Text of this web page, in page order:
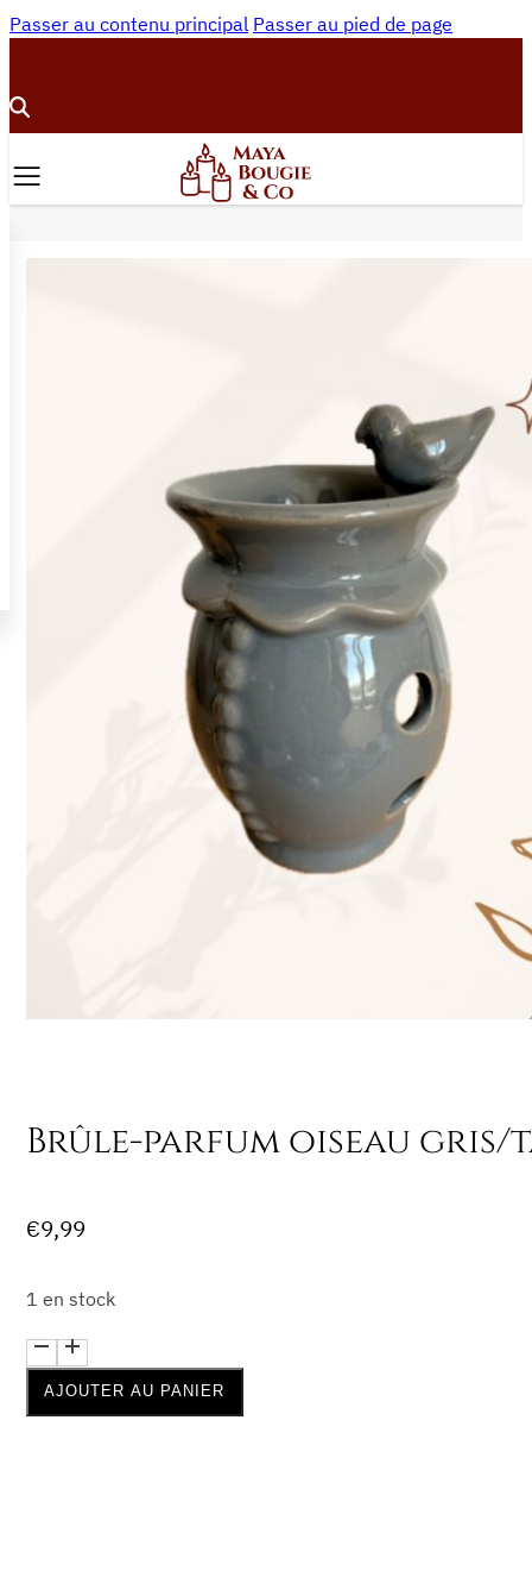
Passer au contenu principal Passer au pied de page
Brûle-parfum oiseau gris/
€9,99
1 en stock
quantité
de
Brûle-
AJOUTER AU PANIER